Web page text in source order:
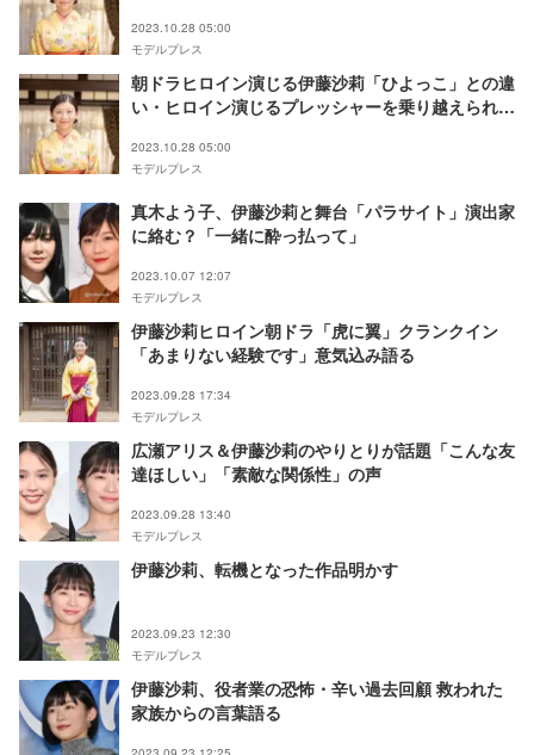
2023.10.28 05:00
モデルプレス
朝ドラヒロイン演じる伊藤沙莉「ひよっこ」との違
い・ヒロイン演じるプレッシャーを乗り越えられた
2023.10.28 05:00
モデルプレス
真木よう子、伊藤沙莉と舞台「パラサイト」演出家
に絡む？「一緒に酔っ払って」
2023.10.07 12:07
モデルプレス
伊藤沙莉ヒロイン朝ドラ「虎に翼」クランクイン
「あまりない経験です」意気込み語る
2023.09.28 17:34
モデルプレス
広瀬アリス＆伊藤沙莉のやりとりが話題「こんな友
達ほしい」「素敵な関係性」の声
2023.09.28 13:40
モデルプレス
伊藤沙莉、転機となった作品明かす
2023.09.23 12:30
モデルプレス
伊藤沙莉、役者業の恐怖・辛い過去回顧 救われた
家族からの言葉語る